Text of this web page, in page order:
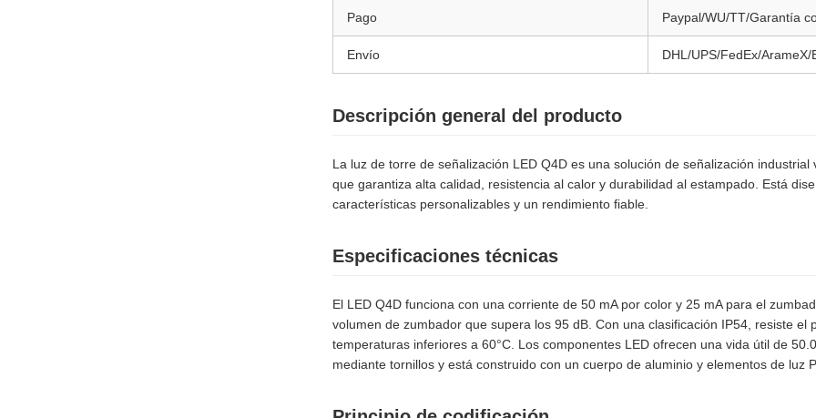
Pago Paypal/WU/TT/Garantía
Envío DHL/UPS/FedEx/ArameX/
Descripción general del producto
La luz de torre de señalización LED Q4D es una solución de señalización
que garantiza alta calidad, resistencia al calor y durabilidad al estampado. Está
características personalizables y un rendimiento fiable.
Especificaciones técnicas
El LED Q4D funciona con una corriente de 50 mA por color y 25 mA para el
volumen de zumbador que supera los 95 dB. Con una clasificación IP54, resiste
temperaturas inferiores a 60°C. Los componentes LED ofrecen una vida útil de
mediante tornillos y está construido con un cuerpo de aluminio y elementos de luz